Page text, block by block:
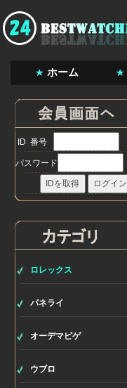
ホーム
ID 番号
パスワード
ロレックス
パネライ
オーデマピゲ
ウブロ